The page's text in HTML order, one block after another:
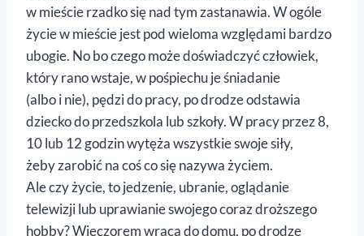
w mieście rzadko się nad tym zastanawia. W ogóle
życie w mieście jest pod wieloma względami bardzo
ubogie. No bo czego może doświadczyć człowiek,
który rano wstaje, w pośpiechu je śniadanie
(albo i nie), pędzi do pracy, po drodze odstawia
dziecko do przedszkola lub szkoły. W pracy przez 8,
10 lub 12 godzin wytęża wszystkie swoje siły,
żeby zarobić na coś co się nazywa życiem.
Ale czy życie, to jedzenie, ubranie, oglądanie
telewizji lub uprawianie swojego coraz droższego
hobby? Wieczorem wraca do domu, po drodze